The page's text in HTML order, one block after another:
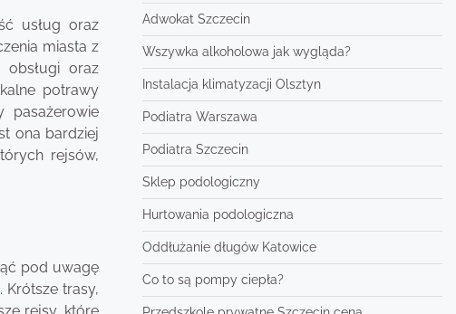
usług oraz
miasta z
obsługi oraz
potrawy
pasażerowie
ona bardziej
rejsów,
pod uwagę
trasy,
rejsy, które
Adwokat Szczecin
Wszywka alkoholowa jak wygląda?
Instalacja klimatyzacji Olsztyn
Podiatra Warszawa
Podiatra Szczecin
Sklep podologiczny
Hurtowania podologiczna
Oddłużanie długów Katowice
Co to są pompy ciepła?